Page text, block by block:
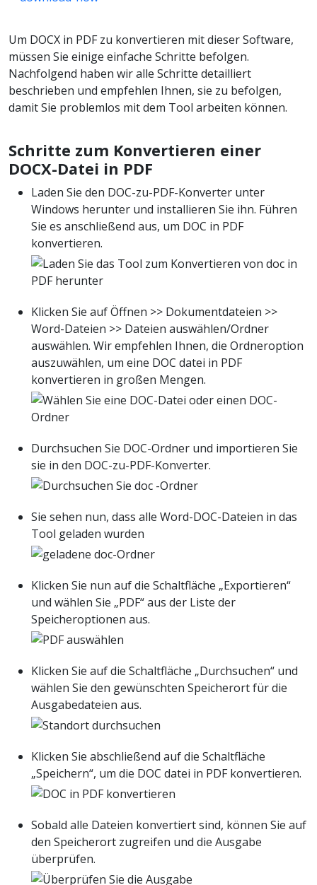
Um DOCX in PDF zu konvertieren mit dieser Software,
müssen Sie einige einfache Schritte befolgen.
Nachfolgend haben wir alle Schritte detailliert
beschrieben und empfehlen Ihnen, sie zu befolgen,
damit Sie problemlos mit dem Tool arbeiten können.
Schritte zum Konvertieren einer
DOCX-Datei in PDF
Laden Sie den DOC-zu-PDF-Konverter unter
Windows herunter und installieren Sie ihn. Führen
Sie es anschließend aus, um DOC in PDF
konvertieren.
Klicken Sie auf Öffnen >> Dokumentdateien >>
Word-Dateien >> Dateien auswählen/Ordner
auswählen. Wir empfehlen Ihnen, die Ordneroption
auszuwählen, um eine DOC datei in PDF
konvertieren in großen Mengen.
Durchsuchen Sie DOC-Ordner und importieren Sie
sie in den DOC-zu-PDF-Konverter.
Sie sehen nun, dass alle Word-DOC-Dateien in das
Tool geladen wurden
Klicken Sie nun auf die Schaltfläche „Exportieren“
und wählen Sie „PDF“ aus der Liste der
Speicheroptionen aus.
Klicken Sie auf die Schaltfläche „Durchsuchen“ und
wählen Sie den gewünschten Speicherort für die
Ausgabedateien aus.
Klicken Sie abschließend auf die Schaltfläche
„Speichern“, um die DOC datei in PDF konvertieren.
Sobald alle Dateien konvertiert sind, können Sie auf
den Speicherort zugreifen und die Ausgabe
überprüfen.